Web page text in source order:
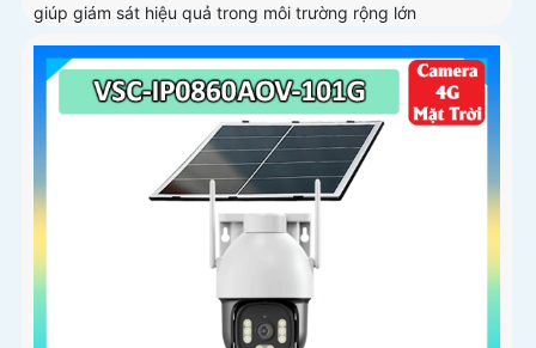
giúp giám sát hiệu quả trong môi trường rộng lớn